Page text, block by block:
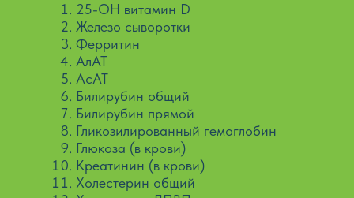
25-ОН витамин D
Железо сыворотки
Ферритин
АлАТ
АсАТ
Билирубин общий
Билирубин прямой
Гликозилированный гемоглобин
Глюкоза (в крови)
Креатинин (в крови)
Холестерин общий